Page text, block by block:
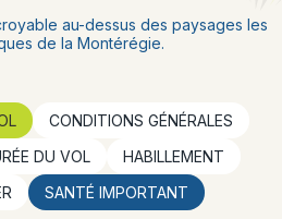
au-dessus des paysages les
de la Montérégie.
CONDITIONS GÉNÉRALES
DU VOL
HABILLEMENT
SANTÉ IMPORTANT